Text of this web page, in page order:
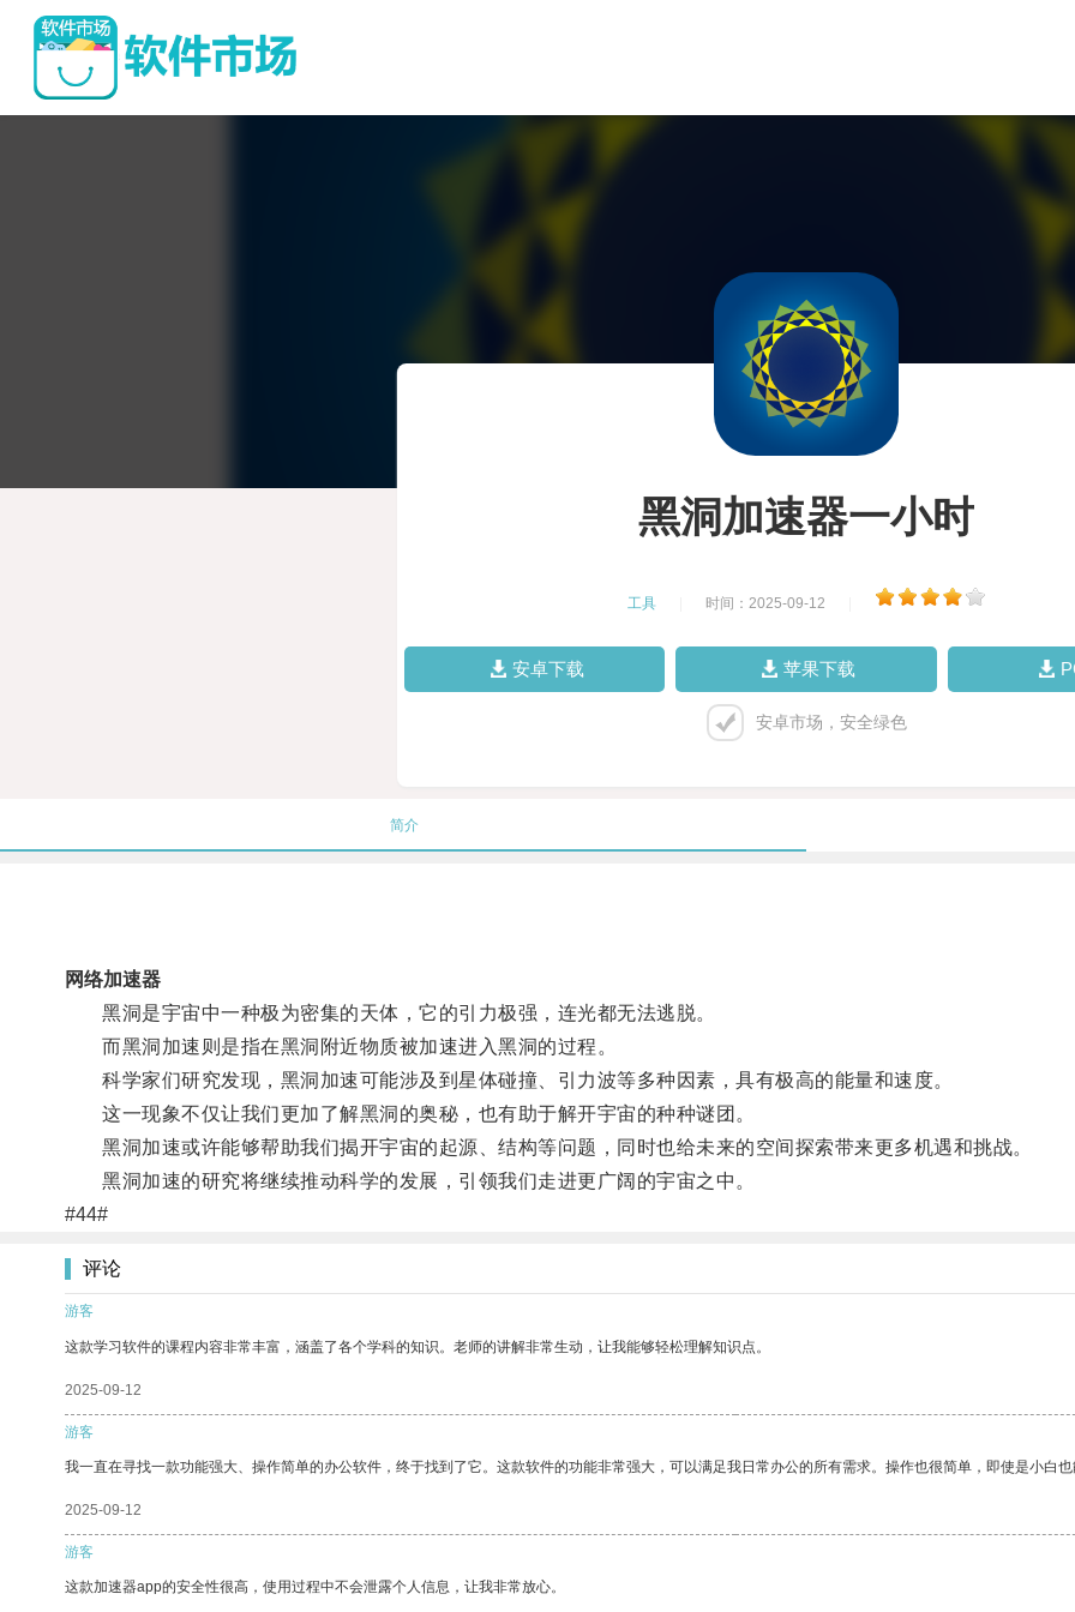
黑洞加速器一小时
工具 时间：2025-09-12
安卓下载 苹果下载
安卓市场，安全绿色
简介
网络加速器
黑洞是宇宙中一种极为密集的天体，它的引力极强，连光都无法逃脱。
而黑洞加速则是指在黑洞附近物质被加速进入黑洞的过程。
科学家们研究发现，黑洞加速可能涉及到星体碰撞、引力波等多种因素，具有极高的能量和速度。
这一现象不仅让我们更加了解黑洞的奥秘，也有助于解开宇宙的种种谜团。
黑洞加速或许能够帮助我们揭开宇宙的起源、结构等问题，同时也给未来的空间探索带来更多机遇和挑战。
黑洞加速的研究将继续推动科学的发展，引领我们走进更广阔的宇宙之中。
#44#
评论
游客
这款学习软件的课程内容非常丰富，涵盖了各个学科的知识。老师的讲解非常生动，让我能够轻松理解知识点。
2025-09-12
游客
我一直在寻找一款功能强大、操作简单的办公软件，终于找到了它。这款软件的功能非常强大，可以满足我日常办公的所有需求。操作也很简单，即使是小白也
2025-09-12
游客
这款加速器app的安全性很高，使用过程中不会泄露个人信息，让我非常放心。